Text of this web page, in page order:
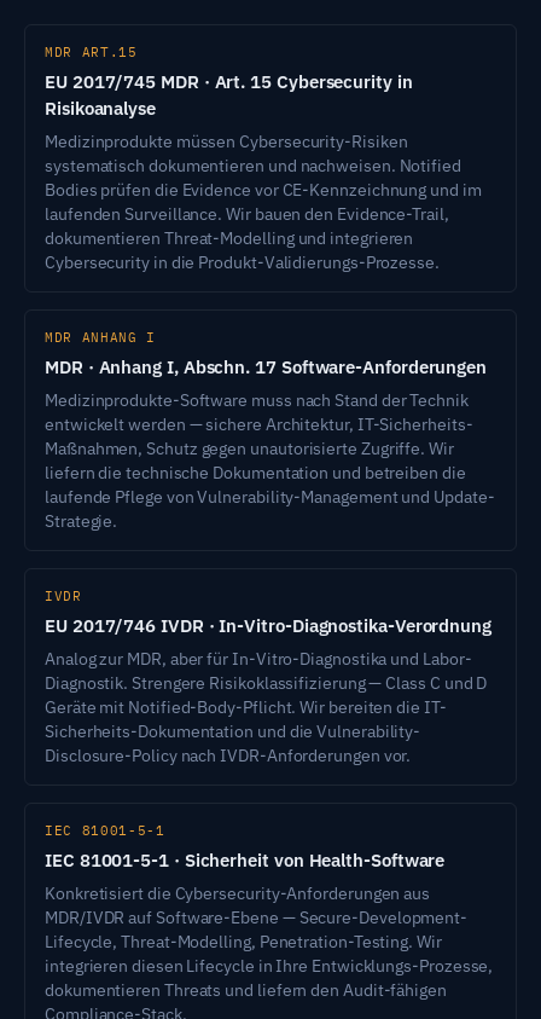
MDR ART.15
EU 2017/745 MDR · Art. 15 Cybersecurity in
Risikoanalyse
Medizinprodukte müssen Cybersecurity-Risiken
systematisch dokumentieren und nachweisen. Notified
Bodies prüfen die Evidence vor CE-Kennzeichnung und im
laufenden Surveillance. Wir bauen den Evidence-Trail,
dokumentieren Threat-Modelling und integrieren
Cybersecurity in die Produkt-Validierungs-Prozesse.
MDR ANHANG I
MDR · Anhang I, Abschn. 17 Software-Anforderungen
Medizinprodukte-Software muss nach Stand der Technik
entwickelt werden — sichere Architektur, IT-Sicherheits-
Maßnahmen, Schutz gegen unautorisierte Zugriffe. Wir
liefern die technische Dokumentation und betreiben die
laufende Pflege von Vulnerability-Management und Update-
Strategie.
IVDR
EU 2017/746 IVDR · In-Vitro-Diagnostika-Verordnung
Analog zur MDR, aber für In-Vitro-Diagnostika und Labor-
Diagnostik. Strengere Risikoklassifizierung — Class C und D
Geräte mit Notified-Body-Pflicht. Wir bereiten die IT-
Sicherheits-Dokumentation und die Vulnerability-
Disclosure-Policy nach IVDR-Anforderungen vor.
IEC 81001-5-1
IEC 81001-5-1 · Sicherheit von Health-Software
Konkretisiert die Cybersecurity-Anforderungen aus
MDR/IVDR auf Software-Ebene — Secure-Development-
Lifecycle, Threat-Modelling, Penetration-Testing. Wir
integrieren diesen Lifecycle in Ihre Entwicklungs-Prozesse,
dokumentieren Threats und liefern den Audit-fähigen
Compliance-Stack.